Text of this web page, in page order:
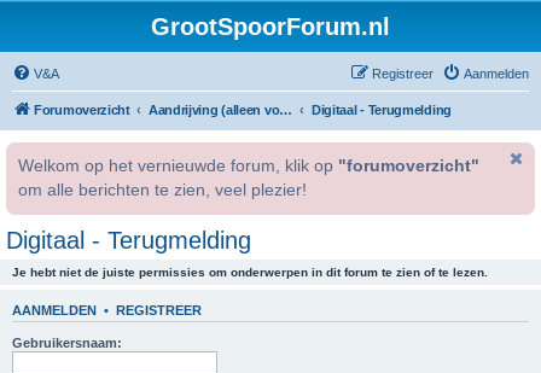
GrootSpoorForum.nl
V&A Aanmelden
Registreer
Forumoverzicht Aandrijving (alleen voor geregistreerde gebruikers). Digitaal - Terugmelding
Welkom op het vernieuwde forum, klik op "forumoverzicht"
om alle berichten te zien, veel plezier!
Digitaal - Terugmelding
Je hebt niet de juiste permissies om onderwerpen in dit forum te zien of te lezen.
AANMELDEN • REGISTREER
Gebruikersnaam: